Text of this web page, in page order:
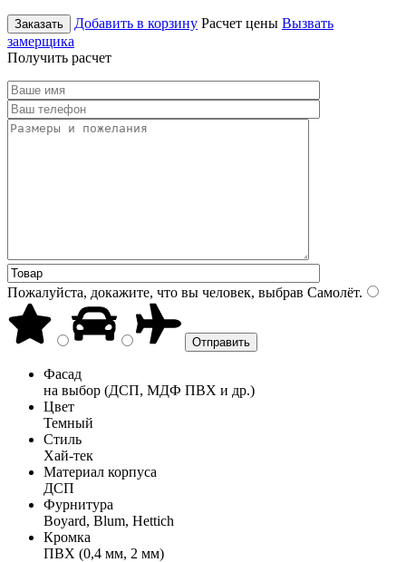
Заказать Добавить в корзину Расчет цены Вызвать
замерщика
Получить расчет
Пожалуйста, докажите, что вы человек, выбрав Самолёт.
Фасад
на выбор (ДСП, МДФ ПВХ и др.)
Цвет
Темный
Стиль
Хай-тек
Материал корпуса
ДСП
Фурнитура
Boyard, Blum, Hettich
Кромка
ПВХ (0,4 мм, 2 мм)